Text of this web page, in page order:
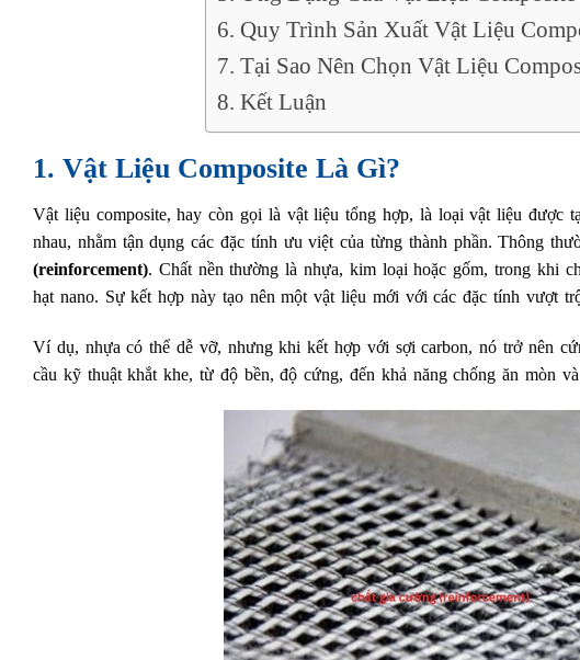
6. Quy Trình Sản Xuất Vật Liệu
7. Tại Sao Nên Chọn Vật Liệu
8. Kết Luận
1. Vật Liệu Composite Là Gì?
Vật liệu composite, hay còn gọi là vật liệu tổng hợp, là loại vật liệu được
nhau, nhằm tận dụng các đặc tính ưu việt của từng thành phần. Thông
(reinforcement). Chất nền thường là nhựa, kim loại hoặc gốm, trong khi
hạt nano. Sự kết hợp này tạo nên một vật liệu mới với các đặc tính vượt
Ví dụ, nhựa có thể dễ vỡ, nhưng khi kết hợp với sợi carbon, nó trở nên
cầu kỹ thuật khắt khe, từ độ bền, độ cứng, đến khả năng chống ăn mòn